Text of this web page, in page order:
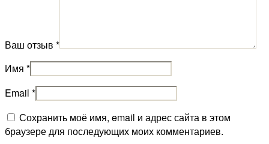
Ваш отзыв *
Имя *
Email *
Сохранить моё имя, email и адрес сайта в этом
браузере для последующих моих комментариев.